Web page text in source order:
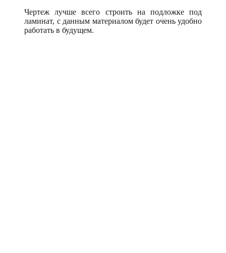
Чертеж лучше всего строить на подложке под
ламинат, с данным материалом будет очень удобно
работать в будущем.